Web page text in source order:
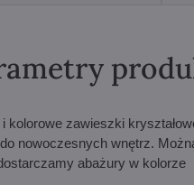
zawieszki
nowoczesnych wnętrz.
abażury w kolorze